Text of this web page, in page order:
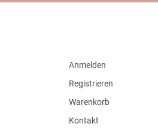
Anmelden
Registrieren
Warenkorb
Kontakt